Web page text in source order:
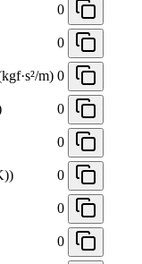
0
0
m) 0
0
0
0
0
0